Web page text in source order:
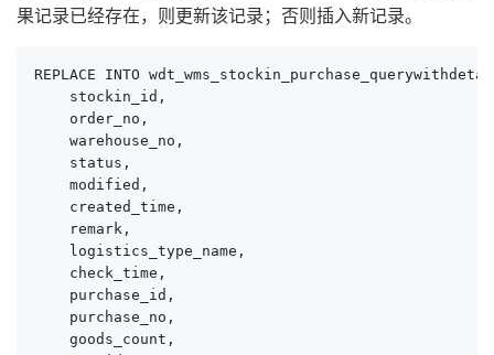
果记录已经存在，则更新该记录；否则插入新记录。
REPLACE INTO
    stockin_id,
    order_no,
    warehouse_no,
    status,
    modified,
    created_time,
    remark,
    logistics_type_name,
    check_time,
    purchase_id,
    purchase_no,
    goods_count,